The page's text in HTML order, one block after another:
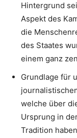
Hintergrund
Aspekt des
die
des Staates
einem ganz
Grundlage für
welche über
Ursprung in
Tradition